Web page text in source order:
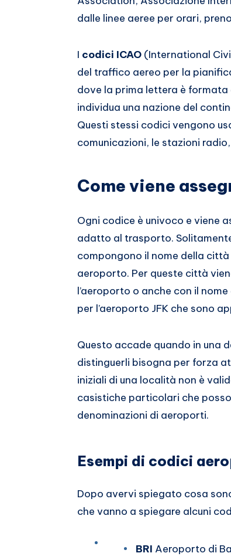
dalle linee aeree per orari,
I codici ICAO (International
del traffico aereo per la
dove la prima lettera è formata
individua una nazione del
Questi stessi codici vengono
comunicazioni, le stazioni
Come viene
Ogni codice è univoco e viene
adatto al trasporto.
compongono il nome della
aeroporto. Per queste città
l’aeroporto o anche con il
per l’aeroporto JFK che sono
Questo accade quando in una
distinguerli bisogna per forza
iniziali di una località non è
casistiche particolari che
denominazioni di aeroporti.
Esempi di codici
Dopo avervi spiegato cosa
che vanno a spiegare alcuni
BRI Aeroporto di